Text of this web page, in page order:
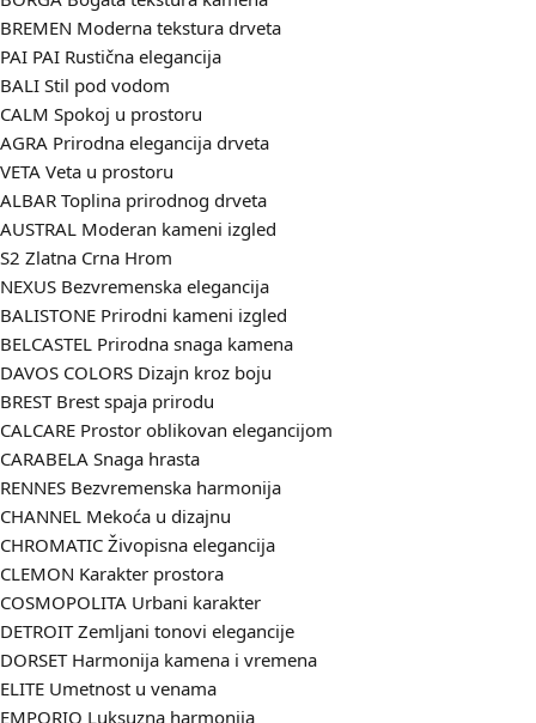
BREMEN Moderna tekstura drveta
PAI PAI Rustična elegancija
BALI Stil pod vodom
CALM Spokoj u prostoru
AGRA Prirodna elegancija drveta
VETA Veta u prostoru
ALBAR Toplina prirodnog drveta
AUSTRAL Moderan kameni izgled
S2 Zlatna Crna Hrom
NEXUS Bezvremenska elegancija
BALISTONE Prirodni kameni izgled
BELCASTEL Prirodna snaga kamena
DAVOS COLORS Dizajn kroz boju
BREST Brest spaja prirodu
CALCARE Prostor oblikovan elegancijom
CARABELA Snaga hrasta
RENNES Bezvremenska harmonija
CHANNEL Mekoća u dizajnu
CHROMATIC Živopisna elegancija
CLEMON Karakter prostora
COSMOPOLITA Urbani karakter
DETROIT Zemljani tonovi elegancije
DORSET Harmonija kamena i vremena
ELITE Umetnost u venama
EMPORIO Luksuzna harmonija